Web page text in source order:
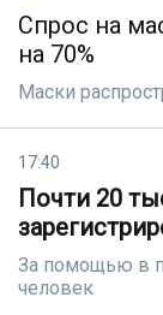
Спрос на
на 70%
Маски
17:40
Почти 20
За помощью в
человек